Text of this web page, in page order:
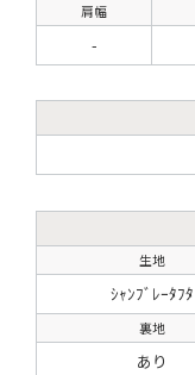
肩幅
-
生地
ｼｬﾝﾌﾞﾚｰﾀﾌﾀ
裏地
あり